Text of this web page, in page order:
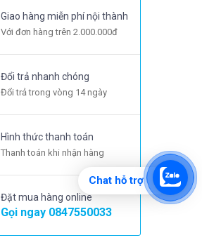
Giao hàng miễn phí nội thành
Với đơn hàng trên 2.000.000đ
Đổi trả nhanh chóng
Đổi trả trong vòng 14 ngày
Hình thức thanh toán
Thanh toán khi nhận hàng
Đặt mua hàng online
Gọi ngay 0847550033
Chat hỗ trợ